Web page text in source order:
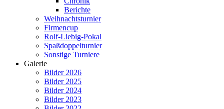
Berichte
Weihnachtsturnier
Firmencup
Rolf-Liebig-Pokal
Spaßdoppelturnier
Sonstige Turniere
Galerie
Bilder 2026
Bilder 2025
Bilder 2024
Bilder 2023